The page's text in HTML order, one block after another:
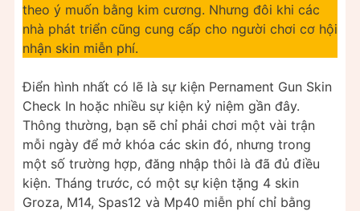
theo ý muốn bằng kim cương. Nhưng đôi khi các
nhà phát triển cũng cung cấp cho người chơi cơ hội
nhận skin miễn phí.
Điển hình nhất có lẽ là sự kiện Pernament Gun Skin
Check In hoặc nhiều sự kiện kỷ niệm gần đây.
Thông thường, bạn sẽ chỉ phải chơi một vài trận
mỗi ngày để mở khóa các skin đó, nhưng trong
một số trường hợp, đăng nhập thôi là đã đủ điều
kiện. Tháng trước, có một sự kiện tặng 4 skin
Groza, M14, Spas12 và Mp40 miễn phí chỉ bằng